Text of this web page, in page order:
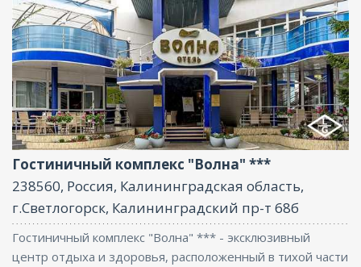
Ресторан, Бар, Парковка, СПА/Оздоровительный
центр, Интернет, Бизнес-центр, Баня, Конференц-
зал
Гостиничный комплекс "Волна" ***
238560, Россия, Калининградская область,
г.Светлогорск, Калининградский пр-т 68б
Гостиничный комплекс "Волна" *** - эксклюзивный
центр отдыха и здоровья, расположенный в тихой части